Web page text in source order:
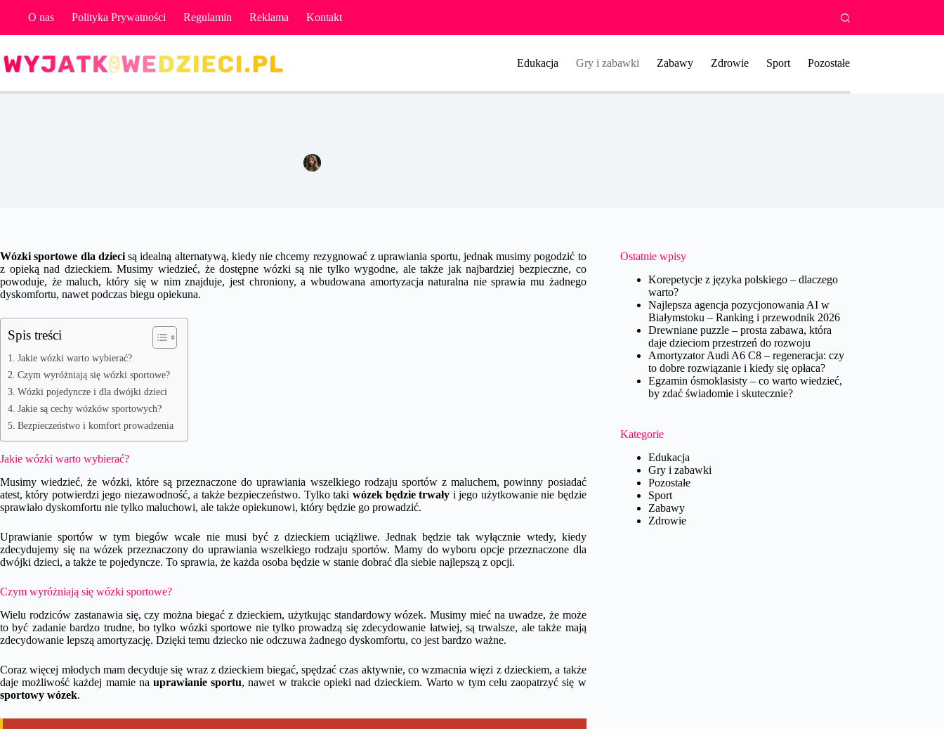
O nas Polityka Prywatności Regulamin Reklama Kontakt
Edukacja Gry i zabawki Zabawy Zdrowie Sport Pozostałe
Wózki sportowe dla dziecisą idealną alternatywą, kiedy nie chcemy rezygnować z uprawiania sportu, jednak musimy pogodzić to
z opieką nad dzieckiem. Musimy wiedzieć, że dostępne wózki są nie tylko wygodne, ale także jak najbardziej bezpieczne, co
powoduje, że maluch, który się w nim znajduje, jest chroniony, a wbudowana amortyzacja naturalna nie sprawia mu żadnego
dyskomfortu, nawet podczas biegu opiekuna.
Spis treści
Jakie wózki warto wybierać?
Czym wyróżniają się wózki sportowe?
Wózki pojedyncze i dla dwójki dzieci
Jakie są cechy wózków sportowych?
Bezpieczeństwo i komfort prowadzenia
Jakie wózki warto wybierać?
Musimy wiedzieć, że wózki, które są przeznaczone do uprawiania wszelkiego rodzaju sportów z maluchem, powinny posiadać
atest, który potwierdzi jego niezawodność, a także bezpieczeństwo. Tylko taki wózek będzie trwały i jego użytkowanie nie będzie
sprawiało dyskomfortu nie tylko maluchowi, ale także opiekunowi, który będzie go prowadzić.
Uprawianie sportów w tym biegów wcale nie musi być z dzieckiem uciążliwe. Jednak będzie tak wyłącznie wtedy, kiedy
zdecydujemy się na wózek przeznaczony do uprawiania wszelkiego rodzaju sportów. Mamy do wyboru opcje przeznaczone dla
dwójki dzieci, a także te pojedyncze. To sprawia, że każda osoba będzie w stanie dobrać dla siebie najlepszą z opcji.
Czym wyróżniają się wózki sportowe?
Wielu rodziców zastanawia się, czy można biegać z dzieckiem, użytkując standardowy wózek. Musimy mieć na uwadze, że może
to być zadanie bardzo trudne, bo tylko wózki sportowe nie tylko prowadzą się zdecydowanie łatwiej, są trwalsze, ale także mają
zdecydowanie lepszą amortyzację. Dzięki temu dziecko nie odczuwa żadnego dyskomfortu, co jest bardzo ważne.
Coraz więcej młodych mam decyduje się wraz z dzieckiem biegać, spędzać czas aktywnie, co wzmacnia więzi z dzieckiem, a także
daje możliwość każdej mamie na uprawianie sportu, nawet w trakcie opieki nad dzieckiem. Warto w tym celu zaopatrzyć się w
sportowy wózek.
Ostatnie wpisy
Korepetycje z języka polskiego – dlaczego
warto?
Najlepsza agencja pozycjonowania AI w
Białymstoku – Ranking i przewodnik 2026
Drewniane puzzle – prosta zabawa, która
daje dzieciom przestrzeń do rozwoju
Amortyzator Audi A6 C8 – regeneracja: czy
to dobre rozwiązanie i kiedy się opłaca?
Egzamin ósmoklasisty – co warto wiedzieć,
by zdać świadomie i skutecznie?
Kategorie
Edukacja
Gry i zabawki
Pozostałe
Sport
Zabawy
Zdrowie